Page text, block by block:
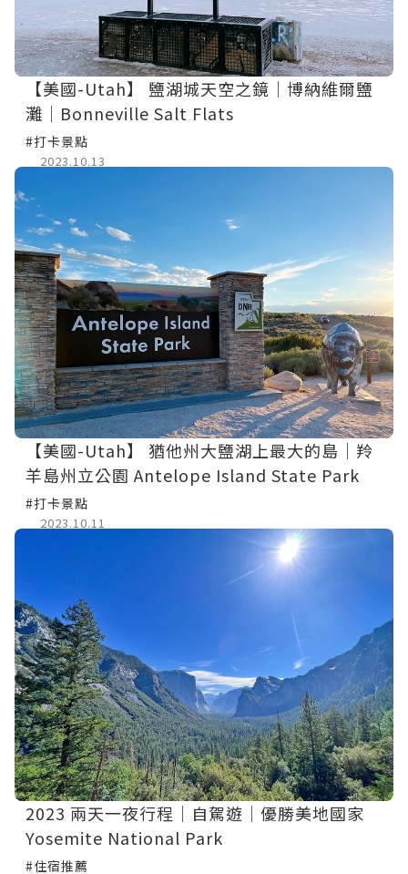
【美國-Utah】 鹽湖城天空之鏡│博納維爾鹽
灘│Bonneville Salt Flats
#打卡景點
2023.10.13
【美國-Utah】 猶他州大鹽湖上最大的島│羚
羊島州立公園 Antelope Island State Park
#打卡景點
2023.10.11
2023 兩天一夜行程│自駕遊│優勝美地國家
Yosemite National Park
#住宿推薦